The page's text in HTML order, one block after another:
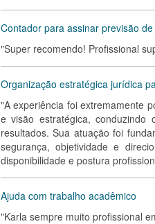
Contador para assinar previsão
"Super recomendo! Profissional
Organização estratégica jurídica
"A experiência foi extremamente
e visão estratégica, conduzindo
resultados. Sua atuação foi
segurança, objetividade e
disponibilidade e postura
Ajuda com trabalho acadêmico
"Karla sempre muito profissional